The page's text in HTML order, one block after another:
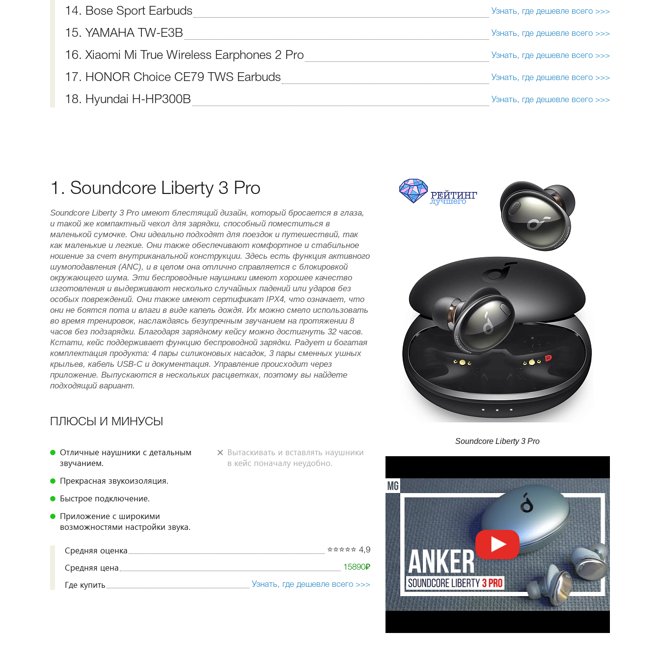
14. Bose Sport Earbuds Узнать, где дешевле всего >>>
15. YAMAHA TW-E3B Узнать, где дешевле всего >>>
16. Xiaomi Mi True Wireless Earphones 2 Pro Узнать, где дешевле всего >>>
17. HONOR Choice CE79 TWS Earbuds Узнать, где дешевле всего >>>
18. Hyundai H-HP300B Узнать, где дешевле всего >>>
1. Soundcore Liberty 3 Pro
Soundcore Liberty 3 Pro имеют блестящий дизайн, который бросается в глаза,
и такой же компактный чехол для зарядки, способный поместиться в
маленькой сумочке. Они идеально подходят для поездок и путешествий, так
как маленькие и легкие. Они также обеспечивают комфортное и стабильное
ношение за счет внутриканальной конструкции. Здесь есть функция активного
шумоподавления (ANC), и в целом она отлично справляется с блокировкой
окружающего шума. Эти беспроводные наушники имеют хорошее качество
изготовления и выдерживают несколько случайных падений или ударов без
особых повреждений. Они также имеют сертификат IPX4, что означает, что
они не боятся пота и влаги в виде капель дождя. Их можно смело использовать
во время тренировок, наслаждаясь безупречным звучанием на протяжении 8
часов без подзарядки. Благодаря зарядному кейсу можно достигнуть 32 часов.
Кстати, кейс поддерживает функцию беспроводной зарядки. Радует и богатая
комплектация продукта: 4 пары силиконовых насадок, 3 пары сменных ушных
крыльев, кабель USB-C и документация. Управление происходит через
приложение. Выпускаются в нескольких расцветках, поэтому вы найдете
подходящий вариант.
ПЛЮСЫ И МИНУСЫ
Отличные наушники с детальным
звучанием.
Прекрасная звукоизоляция.
Быстрое подключение.
Приложение с широкими
возможностями настройки звука.
Вытаскивать и вставлять наушники
в кейс поначалу неудобно.
Средняя оценка ⭐️⭐️⭐️⭐️⭐️ 4,9
Средняя цена 15890₽
Где купить Узнать, где дешевле всего >>>
Soundcore Liberty 3 Pro